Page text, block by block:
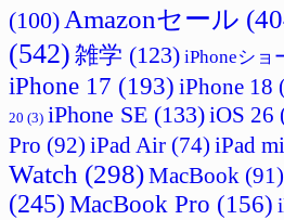
(100) Amazonセール
(542) 雑学 (123) iPhoneショ
iPhone 17 (193) iPhone 18
20 (3) iPhone SE (133)iOS 26
Pro (92) iPad Air (74) iPad
Watch (298)MacBook (91)
(245) MacBook Pro (156)